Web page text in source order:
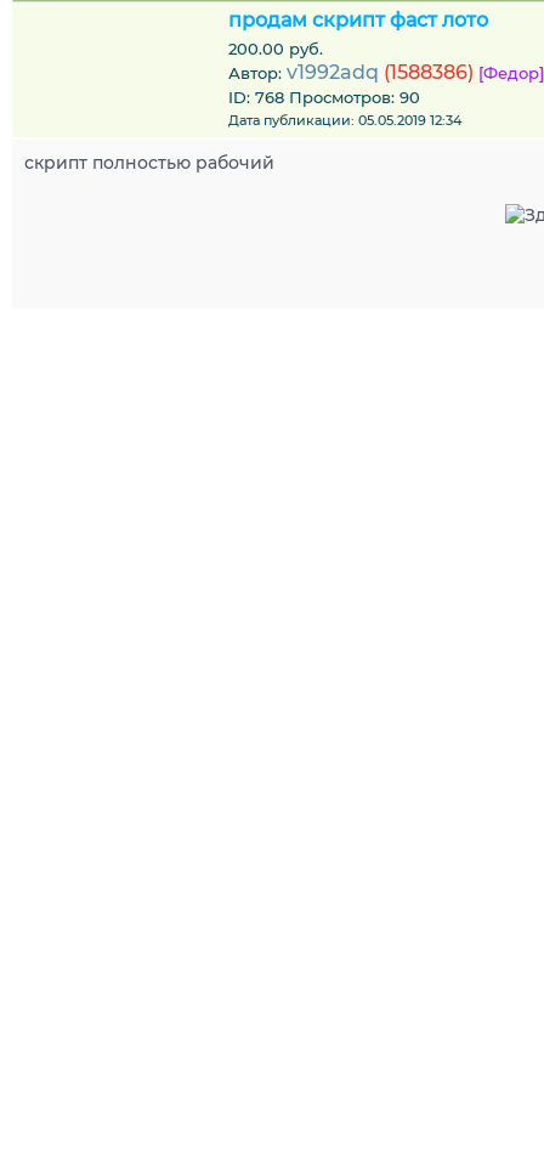
продам скрипт фаст лото
200.00 руб.
Автор: v1992adq (1588386) [Федор]
ID: 768 Просмотров: 90
Дата публикации: 05.05.2019 12:34
скрипт полностью рабочий